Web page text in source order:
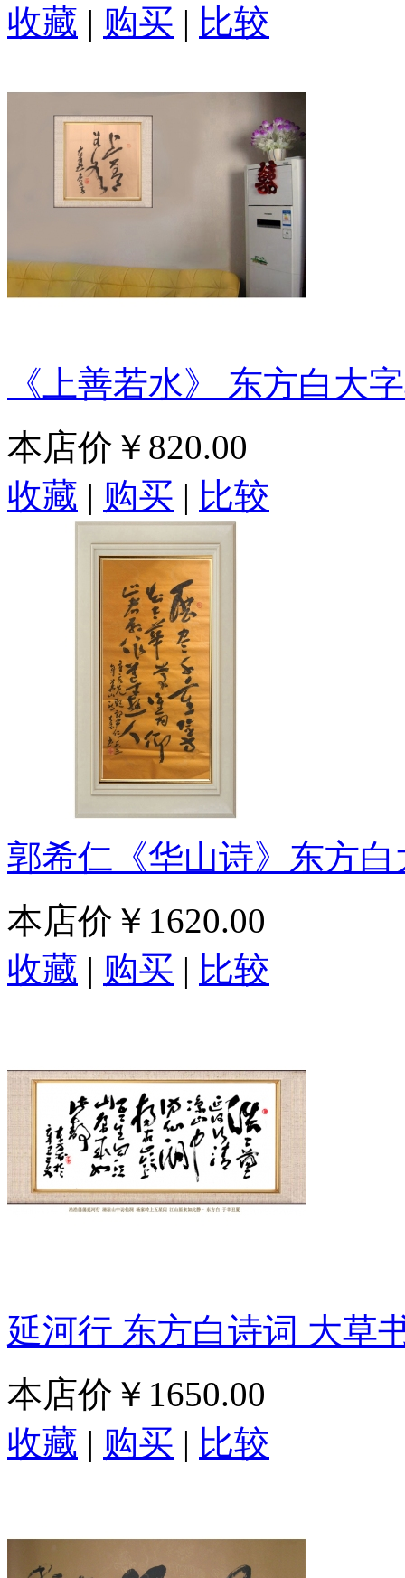
收藏 | 购买 | 比较
《上善若水》 东方白大
本店价 ￥820.00
收藏 | 购买 | 比较
郭希仁《华山诗》东方
本店价 ￥1620.00
收藏 | 购买 | 比较
延河行 东方白诗词 大草
本店价 ￥1650.00
收藏 | 购买 | 比较